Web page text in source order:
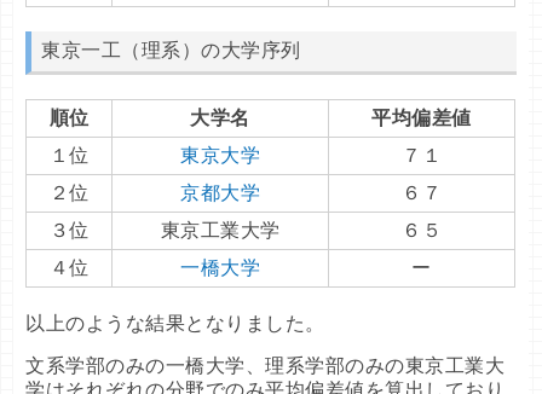
東京一工（理系）の大学序列
順位 大学名
平均偏差値
１位
東京大学
７１
２位
京都大学
６７
３位
東京工業大学
６５
４位
一橋大学 ー
以上のような結果となりました。
文系学部のみの一橋大学、理系学部のみの東京工業大
学はそれぞれの分野でのみ平均偏差値を算出しており